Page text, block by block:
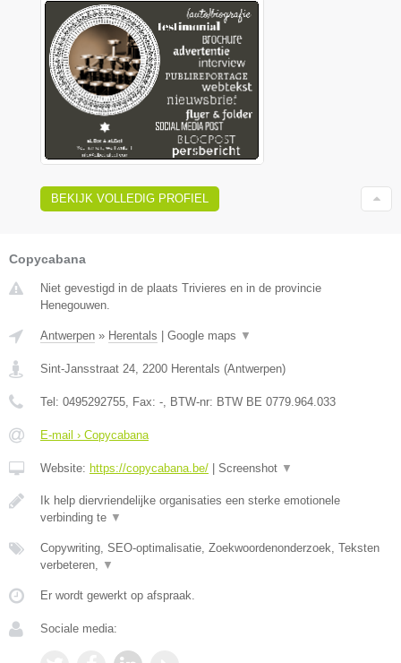
BEKIJK VOLLEDIG PROFIEL
Copycabana
Niet gevestigd in de plaats Trivieres en in de provincie
Henegouwen.
Antwerpen » Herentals Google maps ▼
Sint-Jansstraat 24 2200 Herentals (Antwerpen)
Tel: 0495292755 , Fax: - , BTW-nr: BTW BE 0779.964.033
E-mail › Copycabana
Website: https://copycabana.be/ Screenshot ▼
Ik help diervriendelijke organisaties een sterke emotionele
verbinding te ▼
Copywriting, SEO-optimalisatie, Zoekwoordenonderzoek, Teksten
verbeteren,
▼
Er wordt gewerkt op afspraak.
Sociale media: